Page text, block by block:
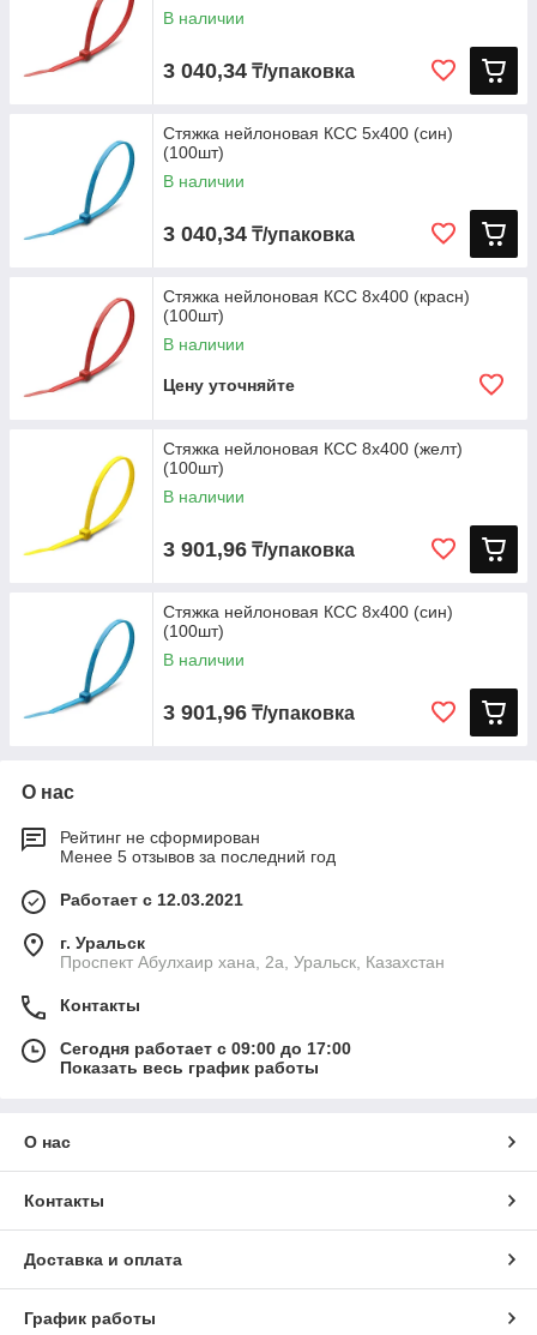
В наличии
3 040,34 ₸/упаковка
Стяжка нейлоновая КСС 5х400 (син)
(100шт)
В наличии
3 040,34 ₸/упаковка
Стяжка нейлоновая КСС 8х400 (красн)
(100шт)
В наличии
Цену уточняйте
Стяжка нейлоновая КСС 8х400 (желт)
(100шт)
В наличии
3 901,96 ₸/упаковка
Стяжка нейлоновая КСС 8х400 (син)
(100шт)
В наличии
3 901,96 ₸/упаковка
О нас
Рейтинг не сформирован
Менее 5 отзывов за последний год
Работает с 12.03.2021
г. Уральск
Проспект Абулхаир хана, 2а, Уральск, Казахстан
Контакты
Сегодня работает с 09:00 до 17:00
Показать весь график работы
О нас
Контакты
Доставка и оплата
График работы